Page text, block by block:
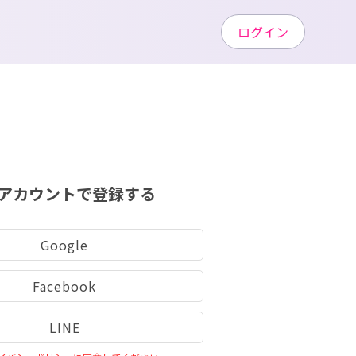
カウントで登録する
Google
Facebook
LINE
ログイン